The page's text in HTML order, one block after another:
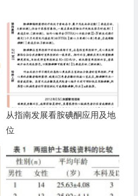
从指南发展看胺碘酮应用及地
位